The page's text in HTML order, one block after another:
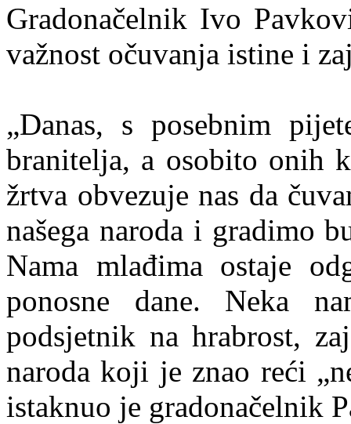
Gradonačelnik Ivo
važnost očuvanja istine i
„Danas, s posebnim
branitelja, a osobito onih
žrtva obvezuje nas da
našega naroda i gradimo
Nama mlađima ostaje
ponosne dane. Neka
podsjetnik na hrabrost,
naroda koji je znao reći
istaknuo je gradonačelnik